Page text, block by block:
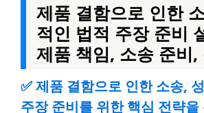
제품 결함으로 인한
적인 법적 주장 준비
제품 책임, 소송 준비,
✅제품 결함으로 인한 소송,
주장 준비를 위한 핵심 전략을